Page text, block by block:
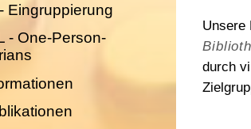
Eingruppierung
- One-Person-
Unsere
durch